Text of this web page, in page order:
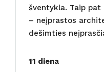
šventykla. Taip pat
– neįprastos
dešimties
11 diena